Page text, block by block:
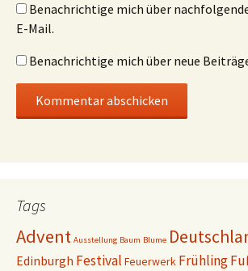
Benachrichtige mich über
E-Mail.
Benachrichtige mich über neue
Tags
Advent Ausstellung Baum Blume
Edinburgh Festival Feuerwerk Frühling